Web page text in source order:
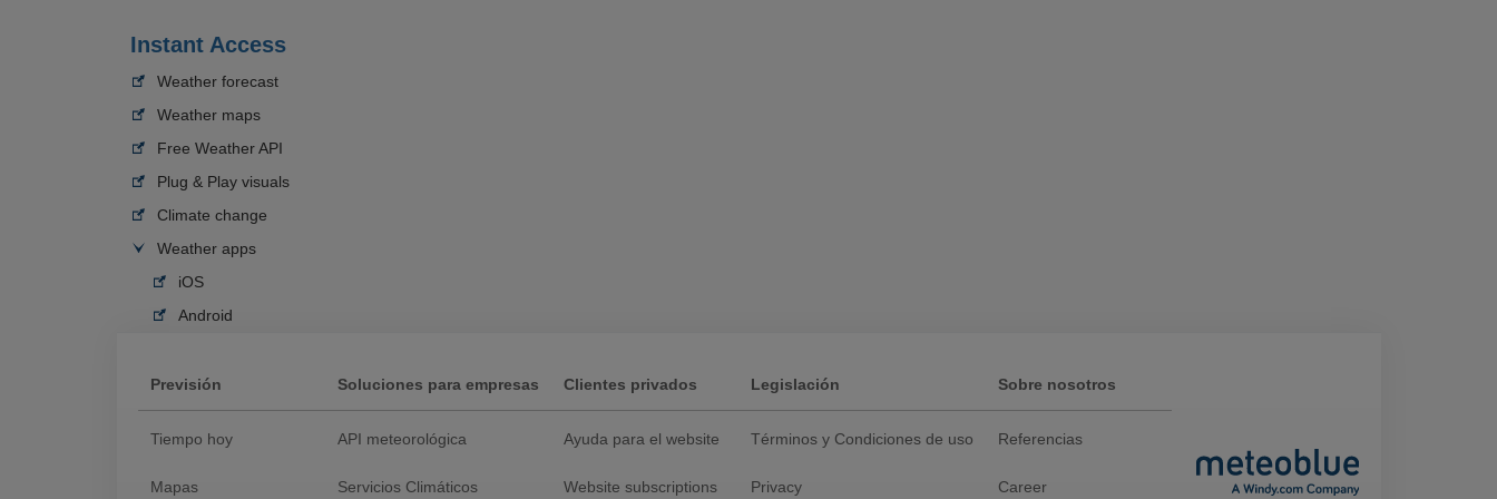
Instant Access
Weather forecast
Weather maps
Free Weather API
Plug & Play visuals
Climate change
Weather apps
iOS
Android
Previsión
Tiempo hoy
Mapas
Soluciones para empresas
API meteorológica
Servicios Climáticos
Clientes privados
Ayuda para el website
Website subscriptions
Legislación
Términos y Condiciones de uso
Privacy
Sobre nosotros
Referencias
Career